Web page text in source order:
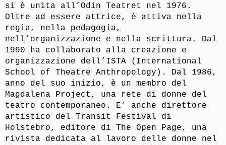
si è unita all’Odin Teatret nel 1976.
Oltre ad essere attrice, è attiva nella
regia, nella pedagogia,
nell’organizzazione e nella scrittura. Dal
1990 ha collaborato alla creazione e
organizzazione dell’ISTA (International
School of Theatre Anthropology). Dal 1986,
anno del suo inizio, è un membro del
Magdalena Project, una rete di donne del
teatro contemporaneo. E’ anche direttore
artistico del Transit Festival di
Holstebro, editore di The Open Page, una
rivista dedicata al lavoro delle donne nel